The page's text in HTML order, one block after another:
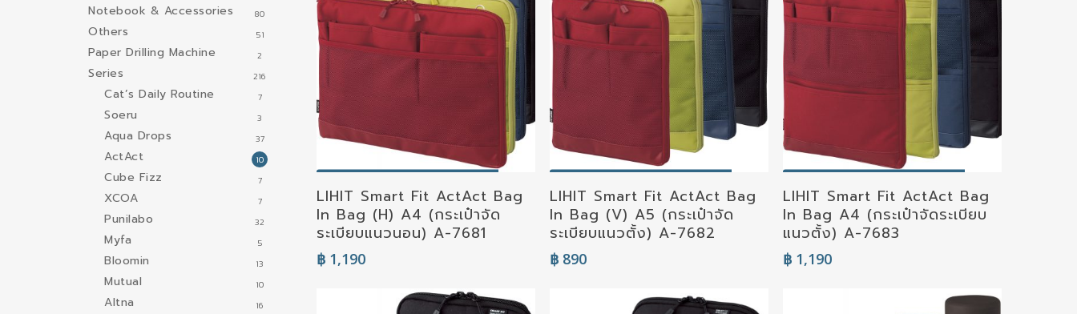
Notebook & Accessories 80
Others 51
Paper Drilling Machine 2
Series 216
Cat’s Daily Routine 7
Soeru 3
Aqua Drops 37
ActAct 10
Cube Fizz 7
XCOA 7
Punilabo 32
Myfa 5
Bloomin 13
Mutual 10
Altna 16
Select Options
LIHIT Smart Fit ActAct Bag
In Bag (H) A4 (กระเป๋าจัด
ระเบียบแนวนอน) A-7681
฿ 1,190
Select Options
LIHIT Smart Fit ActAct Bag
In Bag (V) A5 (กระเป๋าจัด
ระเบียบแนวตั้ง) A-7682
฿ 890
Select Options
LIHIT Smart Fit ActAct Bag
In Bag A4 (กระเป๋าจัดระเบียบ
แนวตั้ง) A-7683
฿1,190